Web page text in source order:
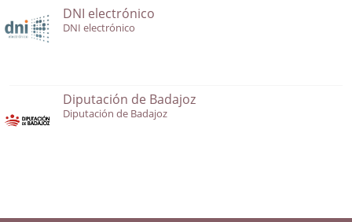
DNI electrónico
DNI electrónico
Diputación de Badajoz
Diputación de Badajoz